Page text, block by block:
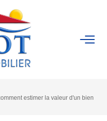
estimer la valeur d'un bien